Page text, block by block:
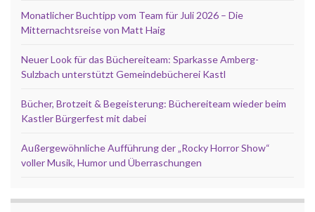
Monatlicher Buchtipp vom Team für Juli 2026 – Die
Mitternachtsreise von Matt Haig
Neuer Look für das Büchereiteam: Sparkasse Amberg-
Sulzbach unterstützt Gemeindebücherei Kastl
Bücher, Brotzeit & Begeisterung: Büchereiteam wieder beim
Kastler Bürgerfest mit dabei
Außergewöhnliche Aufführung der „Rocky Horror Show“
voller Musik, Humor und Überraschungen